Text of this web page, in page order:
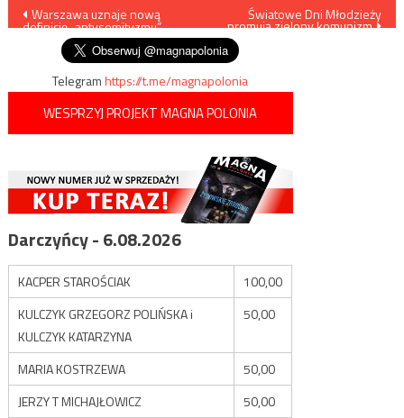
Nawigacja
wpisu
Warszawa uznaje nową
definicję „antysemityzmu”
Światowe Dni Młodzieży
promują zielony komunizm
Telegramhttps://t.me/magnapolonia
WESPRZYJ PROJEKT MAGNA POLONIA
Darczyńcy - 6.08.2026
KACPER STAROŚCIAK
100,00
KULCZYK GRZEGORZ POLIŃSKA i
KULCZYK KATARZYNA
50,00
MARIA KOSTRZEWA
50,00
JERZY T MICHAJŁOWICZ
50,00